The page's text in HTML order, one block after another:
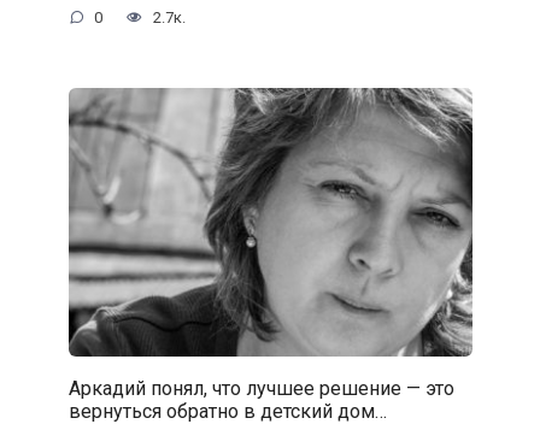
0 2.7к.
Аркадий понял, что лучшее решение — это
вернуться обратно в детский дом…